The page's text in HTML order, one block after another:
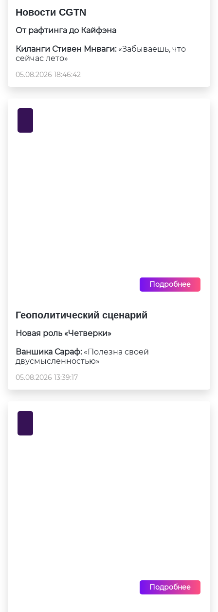
Новости CGTN
От рафтинга до Кайфэна
Киланги Стивен Мнваги: «Забываешь, что
сейчас лето»
05.08.2026 18:46:42
Подробнее
Геополитический сценарий
Новая роль «Четверки»
Ваншика Сараф:«Полезна своей
двусмысленностью»
05.08.2026 13:39:17
Подробнее